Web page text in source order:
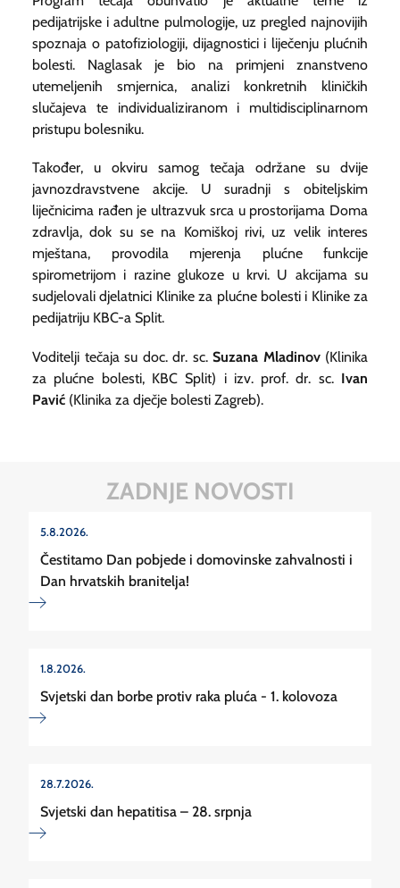
pedijatrijske i adultne pulmologije, uz pregled najnovijih
spoznaja o patofiziologiji, dijagnostici i liječenju plućnih
bolesti. Naglasak je bio na primjeni znanstveno
utemeljenih smjernica, analizi konkretnih kliničkih
slučajeva te individualiziranom i multidisciplinarnom
pristupu bolesniku.
Također, u okviru samog tečaja održane su dvije
javnozdravstvene akcije. U suradnji s obiteljskim
liječnicima rađen je ultrazvuk srca u prostorijama Doma
zdravlja, dok su se na Komiškoj rivi, uz velik interes
mještana, provodila mjerenja plućne funkcije
spirometrijom i razine glukoze u krvi. U akcijama su
sudjelovali djelatnici Klinike za plućne bolesti i Klinike za
pedijatriju KBC-a Split.
Voditelji tečaja su doc. dr. sc. Suzana Mladinov(Klinika
za plućne bolesti, KBC Split) i izv. prof. dr. sc. Ivan
Pavić (Klinika za dječje bolesti Zagreb).
ZADNJE NOVOSTI
5.8.2026.
Čestitamo Dan pobjede i domovinske zahvalnosti i
Dan hrvatskih branitelja!
1.8.2026.
Svjetski dan borbe protiv raka pluća - 1. kolovoza
28.7.2026.
Svjetski dan hepatitisa – 28. srpnja